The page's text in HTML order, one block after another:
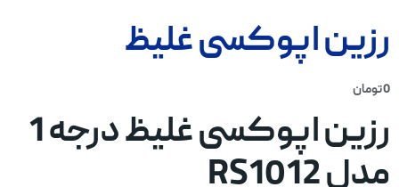
رزین اپوکسی غلیظ
0تومان
رزین اپوکسی غلیظ درجه 1
مدل RS1012